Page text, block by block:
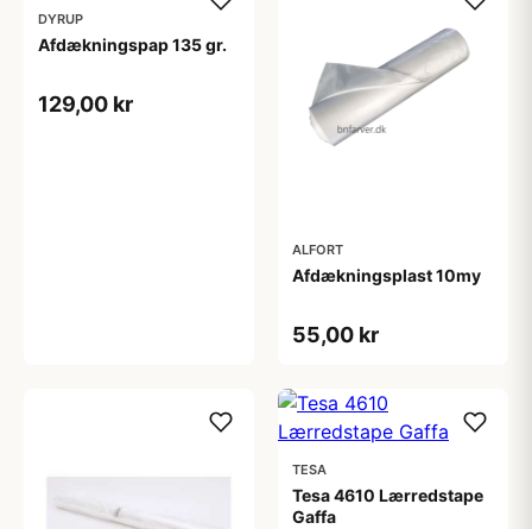
DYRUP
Afdækningspap 135 gr.
129,00 kr
ALFORT
Afdækningsplast 10my
55,00 kr
TESA
Tesa 4610 Lærredstape
Gaffa